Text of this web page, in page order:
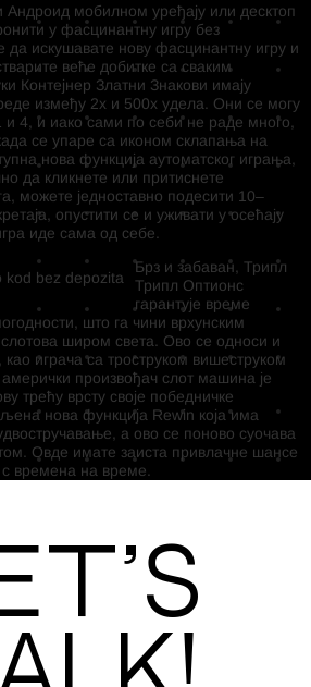
Андроид мобилном уређају или десктоп
у фасцинантну игру без
да искушавате нову фасцинантну игру и
веће добитке са сваким
Контејнер Златни Знакови имају
између 2x и 500x удела. Они се могу
4, и иако сами по себи не раде много,
се упаре са иконом склапања на
нова функција аутоматског играња,
да кликнете или притиснете
можете једноставно подесити 10–
опустити се и уживати у осећају
иде сама од себе.
Брз и забаван, Трипл
Трипл Оптионс
гарантује време
што га чини врхунским
широм света. Ово се односи и
као играча са троструком вишеструком
произвођач слот машина је
трећу врсту своје победничке
нова функција Rewin која има
а ово се поново суочава
Овде имате заиста привлачне шансе
времена на време.